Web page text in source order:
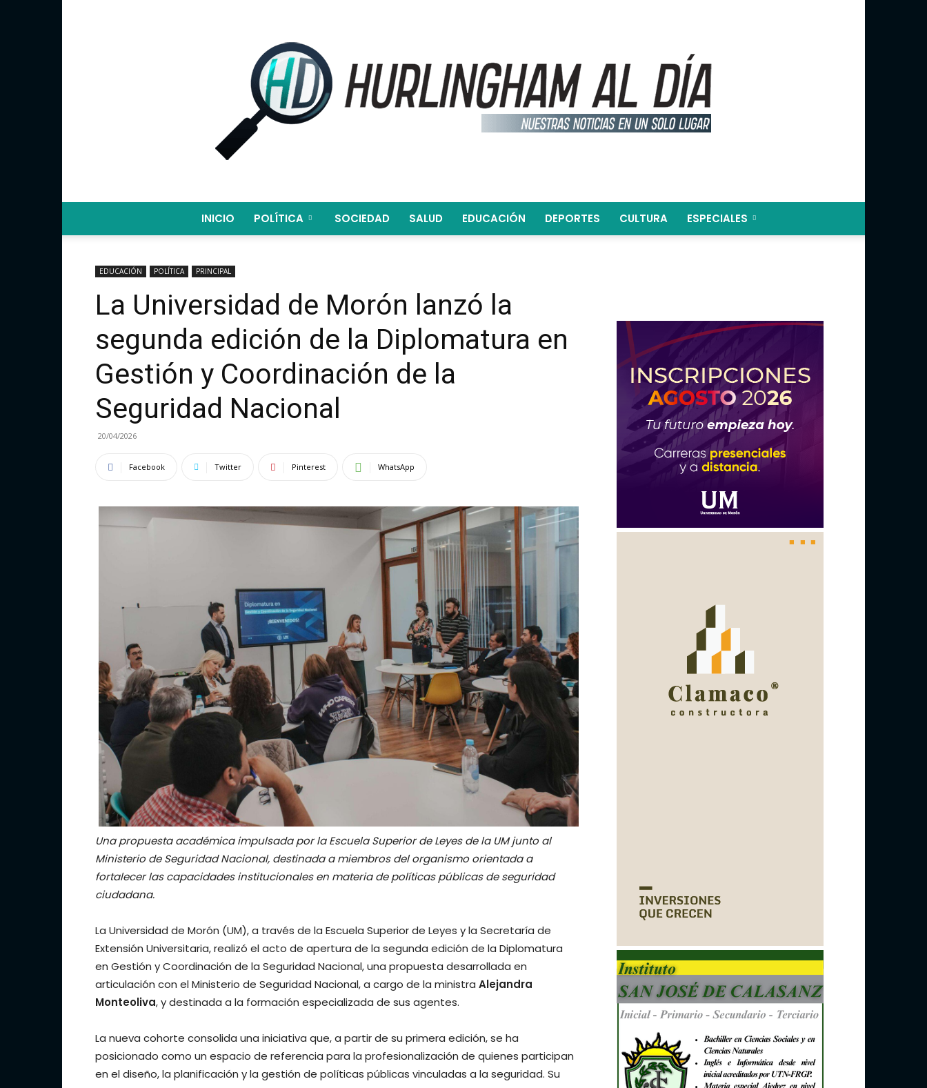
Al
INICIO POLÍTICA SOCIEDAD SALUD EDUCACIÓN DEPORTES CULTURA ESPECIALES
EDUCACIÓN POLÍTICA PRINCIPAL
La Universidad de Morón lanzó la
segunda edición de la Diplomatura en
Gestión y Coordinación de la
Seguridad Nacional
20/04/2026
Facebook Twitter Pinterest WhatsApp
Una propuesta académica impulsada por la Escuela Superior de Leyes de la UM junto al
Ministerio de Seguridad Nacional, destinada a miembros del organismo orientada a
fortalecer las capacidades institucionales en materia de políticas públicas de seguridad
ciudadana.
La Universidad de Morón (UM), a través de la Escuela Superior de Leyes y la Secretaría de
Extensión Universitaria, realizó el acto de apertura de la segunda edición de la Diplomatura
en Gestión y Coordinación de la Seguridad Nacional, una propuesta desarrollada en
articulación con el Ministerio de Seguridad Nacional, a cargo de la ministra Alejandra
Monteoliva, y destinada a la formación especializada de sus agentes.
La nueva cohorte consolida una iniciativa que, a partir de su primera edición, se ha
posicionado como un espacio de referencia para la profesionalización de quienes participan
en el diseño, la planificación y la gestión de políticas públicas vinculadas a la seguridad. Su